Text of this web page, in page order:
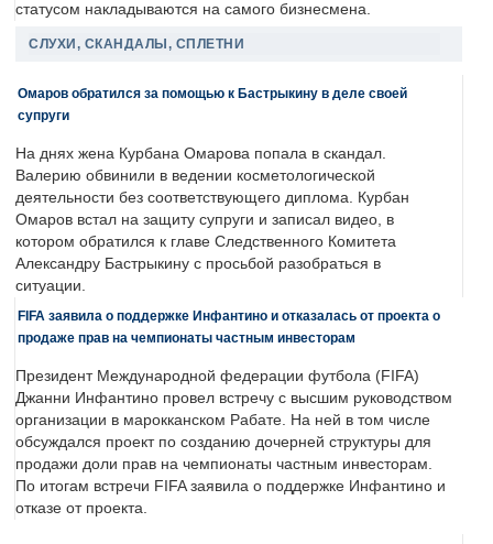
статусом накладываются на самого бизнесмена.
СЛУХИ, СКАНДАЛЫ, СПЛЕТНИ
Омаров обратился за помощью к Бастрыкину в деле своей
супруги
На днях жена Курбана Омарова попала в скандал.
Валерию обвинили в ведении косметологической
деятельности без соответствующего диплома. Курбан
Омаров встал на защиту супруги и записал видео, в
котором обратился к главе Следственного Комитета
Александру Бастрыкину с просьбой разобраться в
ситуации.
FIFA заявила о поддержке Инфантино и отказалась от проекта о
продаже прав на чемпионаты частным инвесторам
Президент Международной федерации футбола (FIFA)
Джанни Инфантино провел встречу с высшим руководством
организации в марокканском Рабате. На ней в том числе
обсуждался проект по созданию дочерней структуры для
продажи доли прав на чемпионаты частным инвесторам.
По итогам встречи FIFA заявила о поддержке Инфантино и
отказе от проекта.